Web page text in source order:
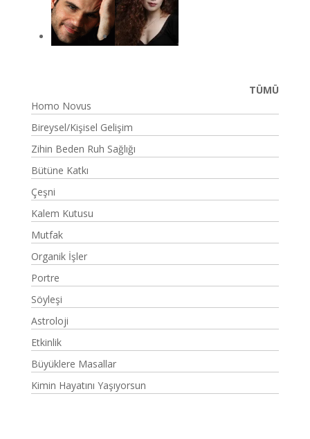
TÜMÜ
Homo Novus
Bireysel/Kişisel Gelişim
Zihin Beden Ruh Sağlığı
Bütüne Katkı
Çeşni
Kalem Kutusu
Mutfak
Organik İşler
Portre
Söyleşi
Astroloji
Etkinlik
Büyüklere Masallar
Kimin Hayatını Yaşıyorsun